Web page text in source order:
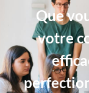
Que
votre